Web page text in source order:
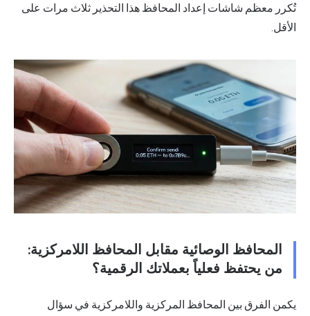
تُكرر معظم شاشات إعداد المحافظ هذا التحذير ثلاث مرات على
الأقل.
المحافظ الوصائية مقابل المحافظ اللامركزية:
من يحتفظ فعلياً بعملاتك الرقمية؟
يكمن الفرق بين المحافظ المركزية واللامركزية في سؤال